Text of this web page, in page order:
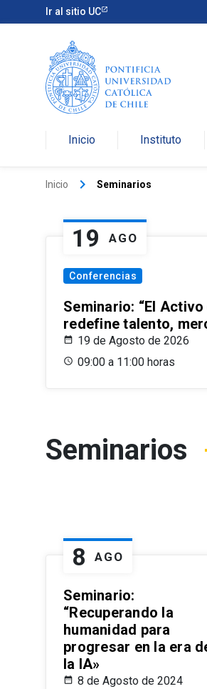
Ir al sitio UC
Inicio Instituto
Inicio keyboard_arrow_right Seminarios
19 AGO
Conferencias
Seminario: “El
redefine talento,
19 de Agosto de 2026
09:00 a 11:00 horas
Seminarios
8 AGO
Seminario:
“Recuperando la
humanidad para
progresar en la era
la IA»
8 de Agosto de 2024